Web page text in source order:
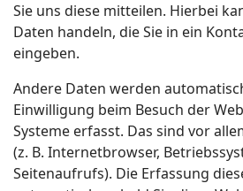
Sie uns diese mitteilen. Hierbei
Daten handeln, die Sie in ein
eingeben.
Andere Daten werden
Einwilligung beim Besuch der
Systeme erfasst. Das sind vor
(z. B. Internetbrowser,
Seitenaufrufs). Die Erfassung